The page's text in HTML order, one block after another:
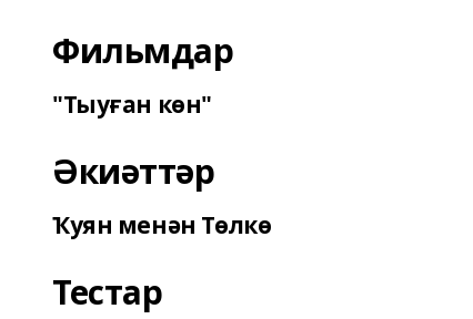
Фильмдар
"Тыуған көн"
Әкиәттәр
Ҡуян менән Төлкө
Тестар